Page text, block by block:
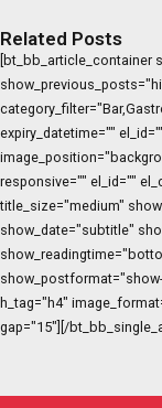
Related Posts
[bt_bb_article_container
expiry_datetime=""
responsive="" el_id=""
title_size="medium"
show_date="subtitle"
h_tag="h4"
gap="15"][/